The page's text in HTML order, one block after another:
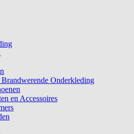
Onderkleding
en Accessoires